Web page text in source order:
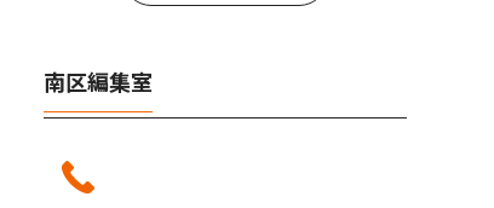
南区編集室